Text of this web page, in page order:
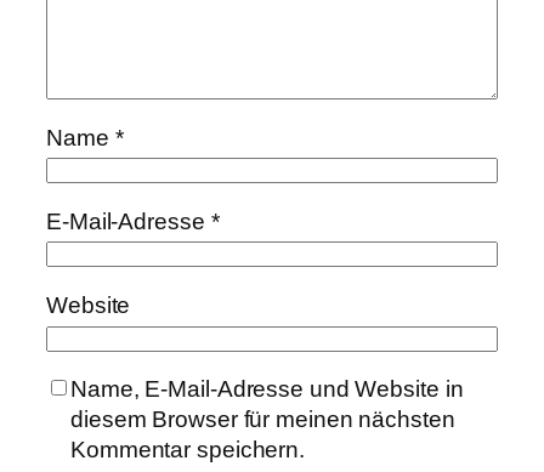
Name *
E-Mail-Adresse *
Website
Name, E-Mail-Adresse und Website in
diesem Browser für meinen nächsten
Kommentar speichern.